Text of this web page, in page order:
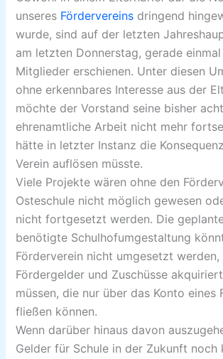
unseres Fördervereins dringend
wurde, sind auf der letzten
am letzten Donnerstag, gerade
Mitglieder erschienen. Unter diesen
ohne erkennbares Interesse aus der
möchte der Vorstand seine bisher
ehrenamtliche Arbeit nicht mehr
hätte in letzter Instanz die
Verein auflösen müsste.
Viele Projekte wären ohne den
Osteschule nicht möglich gewesen
nicht fortgesetzt werden. Die
benötigte Schulhofumgestaltung
Förderverein nicht umgesetzt
Fördergelder und Zuschüsse
müssen, die nur über das Konto eines
fließen können.
Wenn darüber hinaus davon
Gelder für Schule in der Zukunft noch